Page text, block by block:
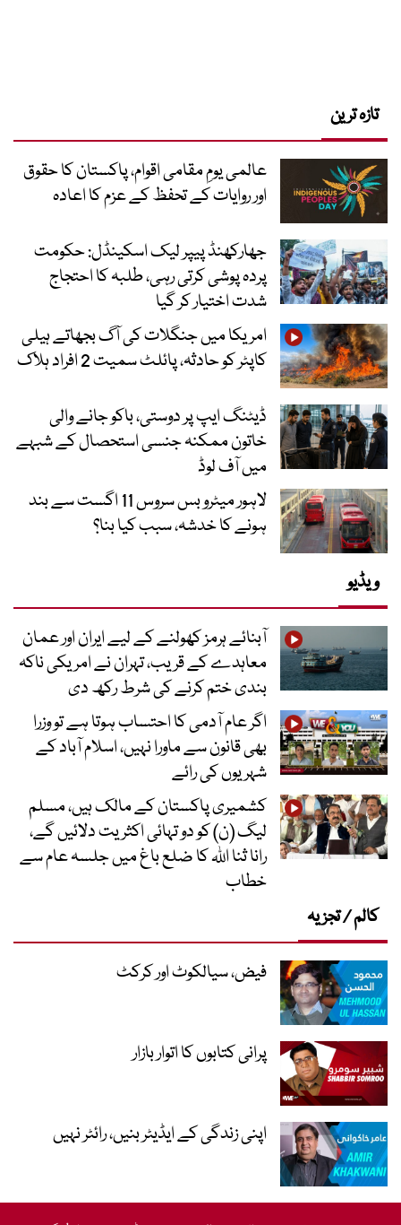
تازہ ترین
عالمی یومِ مقامی اقوام، پاکستان کا حقوق
اور روایات کے تحفظ کے عزم کا اعادہ
جھارکھنڈ پیپر لیک اسکینڈل: حکومت
پردہ پوشی کرتی رہی، طلبہ کا احتجاج
شدت اختیار کر گیا
امریکا میں جنگلات کی آگ بجھاتے ہیلی
کاپٹر کو حادثہ، پائلٹ سمیت 2 افراد ہلاک
ڈیٹنگ ایپ پر دوستی، باکو جانے والی
خاتون ممکنہ جنسی استحصال کے شبہے
میں آف لوڈ
لاہور میٹرو بس سروس 11 اگست سے بند
ہونے کا خدشہ، سبب کیا بنا؟
ویڈیو
آبنائے ہرمز کھولنے کے لیے ایران اور عمان
معاہدے کے قریب، تہران نے امریکی ناکہ
بندی ختم کرنے کی شرط رکھ دی
اگر عام آدمی کا احتساب ہوتا ہے تو وزرا
بھی قانون سے ماورا نہیں، اسلام آباد کے
شہریوں کی رائے
کشمیری پاکستان کے مالک ہیں، مسلم
لیگ (ن) کو دو تہائی اکثریت دلائیں گے،
رانا ثنا اللہ کا ضلع باغ میں جلسہ عام سے
خطاب
کالم / تجزیہ
فیض، سیالکوٹ اور کرکٹ
پرانی کتابوں کا اتوار بازار
اپنی زندگی کے ایڈیٹر بنیں، رائٹر نہیں